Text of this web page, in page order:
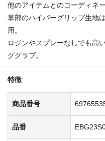
他のアイテムとのコーディネ
掌部のハイパーグリップ生地
用。
ロジンやスプレーなしでも高
ググラブ。
特徴
商品番号
品番